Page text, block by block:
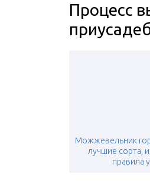
Процесс
Можжевельник
лучшие сорта,
правила